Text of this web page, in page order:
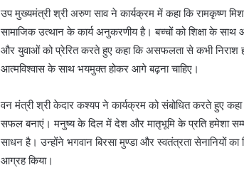
उप मुख्यमंत्री श्री अरुण साव ने कार्यक्रम में कहा कि रामकृष्ण
सामाजिक उत्थान के कार्य अनुकरणीय है। बच्चों को शिक्षा के साथ
और युवाओं को प्रेरित करते हुए कहा कि असफलता से कभी
आत्मविश्वास के साथ भयमुक्त होकर आगे बढ़ना चाहिए।
वन मंत्री श्री केदार कश्यप ने कार्यक्रम को संबोधित करते हुए
सफल बनाएं। मनुष्य के दिल में देश और मातृभूमि के प्रति हमेशा
साधन है। उन्होंने भगवान बिरसा मुण्डा और स्वतंत्रता सेनानियों
आग्रह किया।